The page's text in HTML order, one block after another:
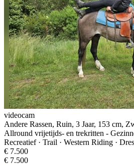
videocam
Andere Rassen, Ruin, 3 Jaar, 153 cm,
Allround vrijetijds- en trekritten -
Recreatief · Trail · Western Riding ·
€ 7.500
€ 7.500